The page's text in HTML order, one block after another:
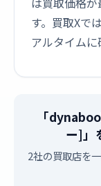
す。買取Xで
アルタイムに
「
ー]」
2社の買取店を